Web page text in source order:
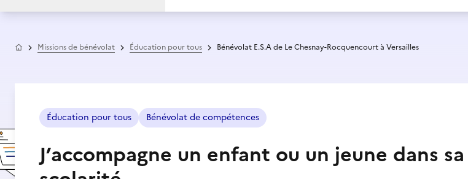
AccueilMissions de bénévolat Éducation pour tous Bénévolat E.S.A de Le Chesnay-Rocquencourt à Versailles
Éducation pour tous Bénévolat de compétences
J’accompagne un enfant ou un jeune dans sa